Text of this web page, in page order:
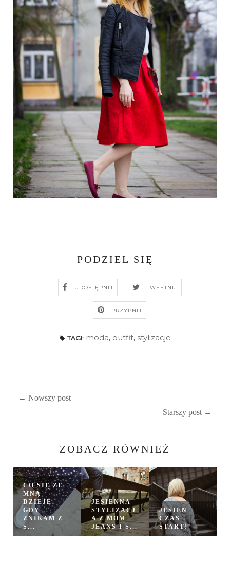
PODZIEL SIĘ
UDOSTĘPNIJ TWEETNIJ
PRZYPNIJ
TAGI: moda, outfit, stylizacje
← Nowszy post
Starszy post →
ZOBACZ RÓWNIEŻ
CO SIĘ ZE
MNĄ
DZIEJE
GDY
ZNIKAM Z
S...
JESIENNA
STYLIZACJ
A Z MOM
JEANS I S...
JESIEŃ
CZAS
START!